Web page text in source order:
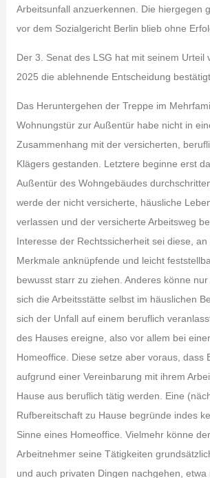
Arbeitsunfall anzuerkennen. Die hiergegen
vor dem Sozialgericht Berlin blieb ohne
Der 3. Senat des LSG hat mit seinem Urteil
2025 die ablehnende Entscheidung bestätigt.
Das Heruntergehen der Treppe im
Wohnungstür zur Außentür habe nicht in
Zusammenhang mit der versicherten,
Klägers gestanden. Letztere beginne erst
Außentür des Wohngebäudes
werde der nicht versicherte, häusliche
verlassen und der versicherte Arbeitsweg
Interesse der Rechtssicherheit sei diese, an
Merkmale anknüpfende und leicht
bewusst starr zu ziehen. Anderes könne
sich die Arbeitsstätte selbst im häuslichen
sich der Unfall auf einem beruflich
des Hauses ereigne, also vor allem bei
Homeoffice. Diese setze aber voraus, dass
aufgrund einer Vereinbarung mit ihrem
Hause aus beruflich tätig werden. Eine
Rufbereitschaft zu Hause begründe indes
Sinne eines Homeoffice. Vielmehr könne
Arbeitnehmer seine Tätigkeiten
und auch privaten Dingen nachgehen, etwa